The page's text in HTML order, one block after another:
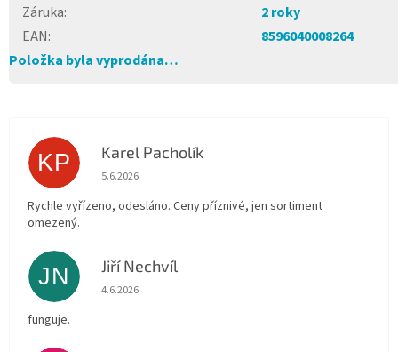
Záruka:
2 roky
EAN:
8596040008264
Položka byla vyprodána…
KP Karel Pacholík
Hodnocení obchodu je 4 z 5 hvězdiček.
5.6.2026
Rychle vyřízeno, odesláno. Ceny příznivé, jen sortiment
omezený.
JN Jiří Nechvíl
Hodnocení obchodu je 5 z 5 hvězdiček.
4.6.2026
funguje.